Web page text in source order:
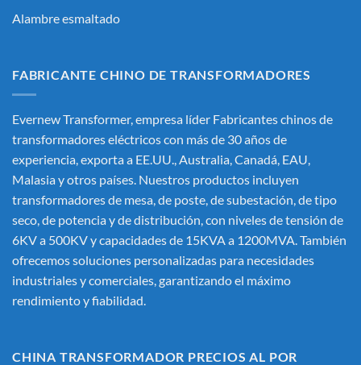
Alambre esmaltado
FABRICANTE CHINO DE TRANSFORMADORES
Evernew Transformer, empresa líder Fabricantes chinos de
transformadores eléctricoscon más de 30 años de
experiencia, exporta a EE.UU., Australia, Canadá, EAU,
Malasia y otros países. Nuestros productos incluyen
transformadores de mesa, de poste, de subestación, de tipo
seco, de potencia y de distribución, con niveles de tensión de
6KV a 500KV y capacidades de 15KVA a 1200MVA. También
ofrecemos soluciones personalizadas para necesidades
industriales y comerciales, garantizando el máximo
rendimiento y fiabilidad.
CHINA TRANSFORMADOR PRECIOS AL POR